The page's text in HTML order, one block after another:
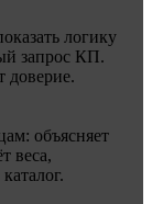
логику
запрос КП.
доверие.
объясняет
веса,